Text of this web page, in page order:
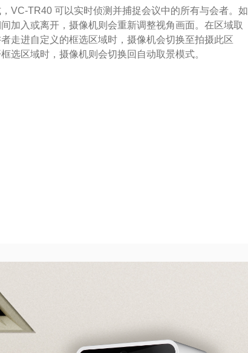
VC-TR40 可以实时侦测并捕捉会议中的所有与会者。如
加入或离开，摄像机则会重新调整视角画面。在区域取
走进自定义的框选区域时，摄像机会切换至拍摄此区
选区域时，摄像机则会切换回自动取景模式。